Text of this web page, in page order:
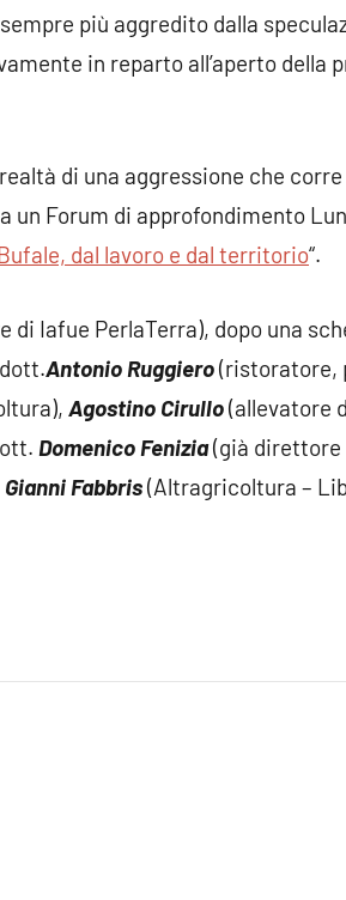
più aggredito dalla
in reparto all’aperto della
di una aggressione che
Forum di approfondimento
dal lavoro e dal territorio“.
Iafue PerlaTerra), dopo una
Antonio Ruggiero(ristoratore,
Agostino Cirullo(allevatore
Domenico Fenizia(già
Gianni Fabbris(Altragricoltura –